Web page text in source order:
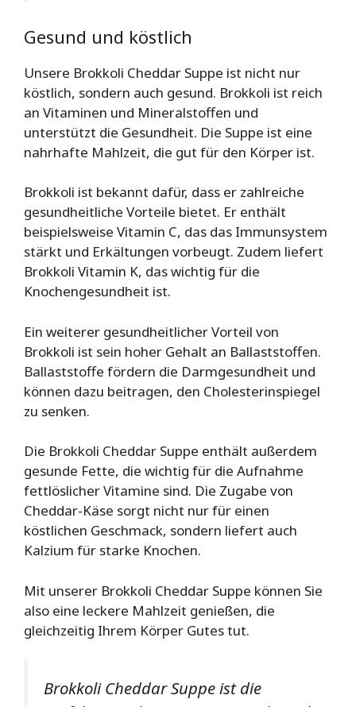
Gesund und köstlich
Unsere Brokkoli Cheddar Suppe ist nicht nur
köstlich, sondern auch gesund. Brokkoli ist reich
an Vitaminen und Mineralstoffen und
unterstützt die Gesundheit. Die Suppe ist eine
nahrhafte Mahlzeit, die gut für den Körper ist.
Brokkoli ist bekannt dafür, dass er zahlreiche
gesundheitliche Vorteile bietet. Er enthält
beispielsweise Vitamin C, das das Immunsystem
stärkt und Erkältungen vorbeugt. Zudem liefert
Brokkoli Vitamin K, das wichtig für die
Knochengesundheit ist.
Ein weiterer gesundheitlicher Vorteil von
Brokkoli ist sein hoher Gehalt an Ballaststoffen.
Ballaststoffe fördern die Darmgesundheit und
können dazu beitragen, den Cholesterinspiegel
zu senken.
Die Brokkoli Cheddar Suppe enthält außerdem
gesunde Fette, die wichtig für die Aufnahme
fettlöslicher Vitamine sind. Die Zugabe von
Cheddar-Käse sorgt nicht nur für einen
köstlichen Geschmack, sondern liefert auch
Kalzium für starke Knochen.
Mit unserer Brokkoli Cheddar Suppe können Sie
also eine leckere Mahlzeit genießen, die
gleichzeitig Ihrem Körper Gutes tut.
Brokkoli Cheddar Suppe ist die